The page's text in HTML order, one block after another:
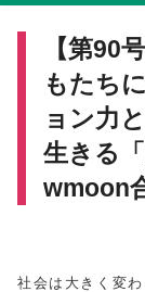
【第90
もたち
ョン力
生きる
wmoon
社会は大きく変